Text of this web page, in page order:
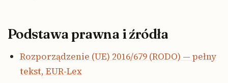
Podstawa prawna i źródła
Rozporządzenie (UE) 2016/679 (RODO) — pełny
tekst, EUR-Lex